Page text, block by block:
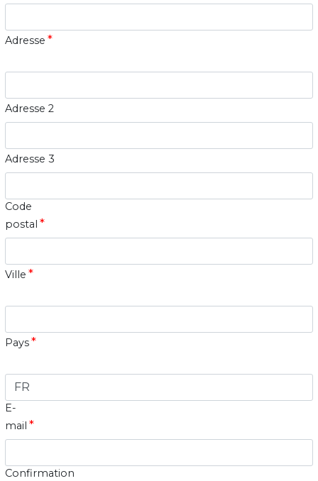
Adresse *
Adresse 2
Adresse 3
Code
postal *
Ville *
Pays*
E-
mail *
Confirmation